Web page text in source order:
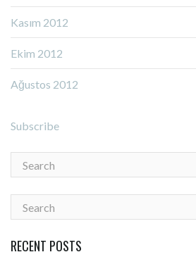
Kasım 2012
Ekim 2012
Ağustos 2012
Subscribe
RECENT POSTS